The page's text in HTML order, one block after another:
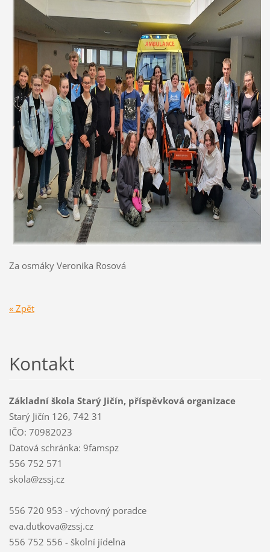
Za osmáky Veronika Rosová
« Zpět
Kontakt
Základní škola Starý Jičín, příspěvková organizace
Starý Jičín 126, 742 31
IČO: 70982023
Datová schránka: 9famspz
556 752 571
skola@zssj.cz
556 720 953 - výchovný poradce
eva.dutkova@zssj.cz
556 752 556 - školní jídelna